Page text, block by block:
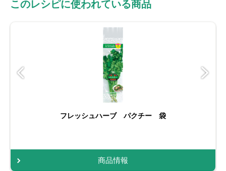
このレシピに使われている商品
フレッシュハーブ パクチー 袋
商品情報